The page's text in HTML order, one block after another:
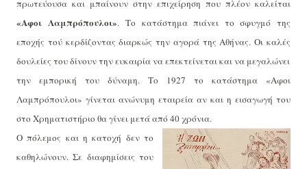
πρωτεύουσα και μπαίνουν στην επιχείρηση που πλέον καλείται
«Αφοι Λαμπρόπουλοι». Το κατάστημα πιάνει το σφυγμό της
εποχής τού κερδίζοντας διαρκώς την αγορά της Αθήνας. Οι καλές
δουλείες του δίνουν την ευκαιρία να επεκτείνεται και να μεγαλώνει
την εμπορική του δύναμη. Το 1927 το κατάστημα «Αφοι
Λαμπρόπουλοι» γίνεται ανώνυμη εταιρεία αν και η εισαγωγή του
στο Χρηματιστήριο θα γίνει μετά από 40 χρόνια.
Ο πόλεμος και η κατοχή δεν το
καθηλώνουν. Σε διαφημίσεις του